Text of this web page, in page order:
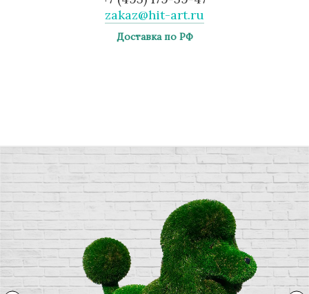
zakaz@hit-art.ru
Доставка по РФ